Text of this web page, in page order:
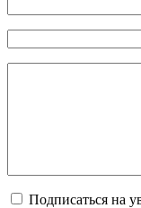
Подписаться на